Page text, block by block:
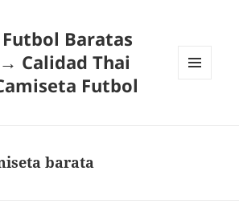
Baratas
Calidad Thai
Futbol
barata